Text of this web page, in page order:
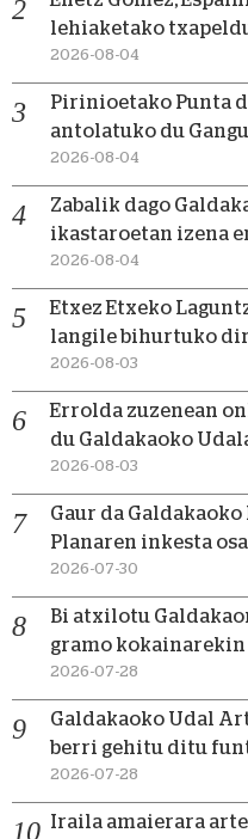
lehiaketako
2026-08-04
Pirinioetako Punta
antolatuko du
2026-08-04
Zabalik dago
ikastaroetan izena
2026-08-04
Etxez Etxeko
langile bihurtuko
2026-08-03
Errolda zuzenean
du Galdakaoko
2026-08-03
Gaur da
Planaren inkesta
2026-07-30
Bi atxilotu
gramo kokainarekin
2026-07-28
Galdakaoko Udal
berri gehitu ditu
2026-07-28
Iraila amaierara